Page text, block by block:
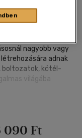
oldal
nagyobb vagy
adnak
boltozatok, kötél-
világába
téve érthetővé az
090 Ft